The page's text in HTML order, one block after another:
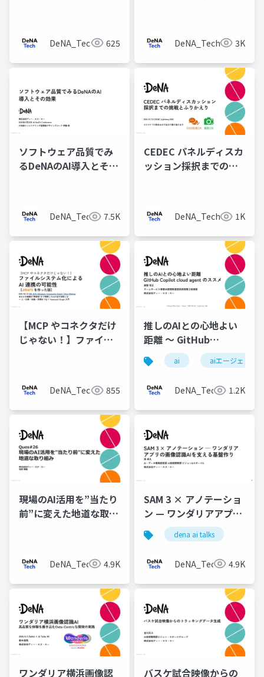
DeNA_Tech 625 DeNA_Tech 3K
ソフトウェア品質でみ
るDeNAのAI導入とその
DeNA_Tech 7.5K
CEDEC パネルディスカ
ッション採択までの挑
DeNA_Tech 1K
【MCP やコネクタだけ
じゃない！】ファイル
作った話】
DeNA_Tech 855
推しのAIとの心地よい
距離 〜 GitHub
Copilot cloud agent
のススメ
ai aiエージェント
DeNA_Tech 1.2K
現場のAI活用を”当たり
前”に変えた地道な取り
DeNA_Tech 4.9K
SAM 3 × アノテーショ
ン — ワンダリアアプリ
の画像認識AIを支える
基盤作り
dena ai talks
DeNA_Tech 4.9K
ワンダリア横浜画像認 バスケ試合映像からの